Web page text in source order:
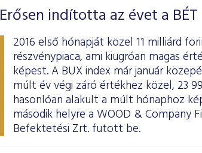
Erősen indította az évet a BÉT
2016 első hónapját közel 11 milliárd
részvénypiaca, ami kiugróan magas
képest. A BUX index már január
múlt év végi záró értékhez közel, 23
hasonlóan alakult a múlt hónaphoz
második helyre a WOOD & Company
Befektetési Zrt. futott be.